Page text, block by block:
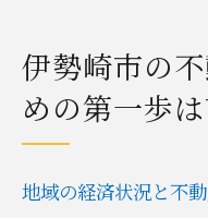
競合物件の
不動産エー
売却のタイミン
却を実現する方法
伊勢崎市の
めの第一歩
地域の経済状況と不